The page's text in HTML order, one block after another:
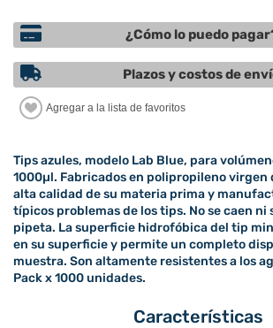
¿Cómo lo puedo
Plazos y costos de
Tips azules, modelo Lab Blue, para
1000µl. Fabricados en polipropileno virgen
alta calidad de su materia prima y
típicos problemas de los tips. No se caen ni
pipeta. La superficie hidrofóbica del tip
en su superficie y permite un completo
muestra. Son altamente resistentes a los
Pack x 1000 unidades.
Características